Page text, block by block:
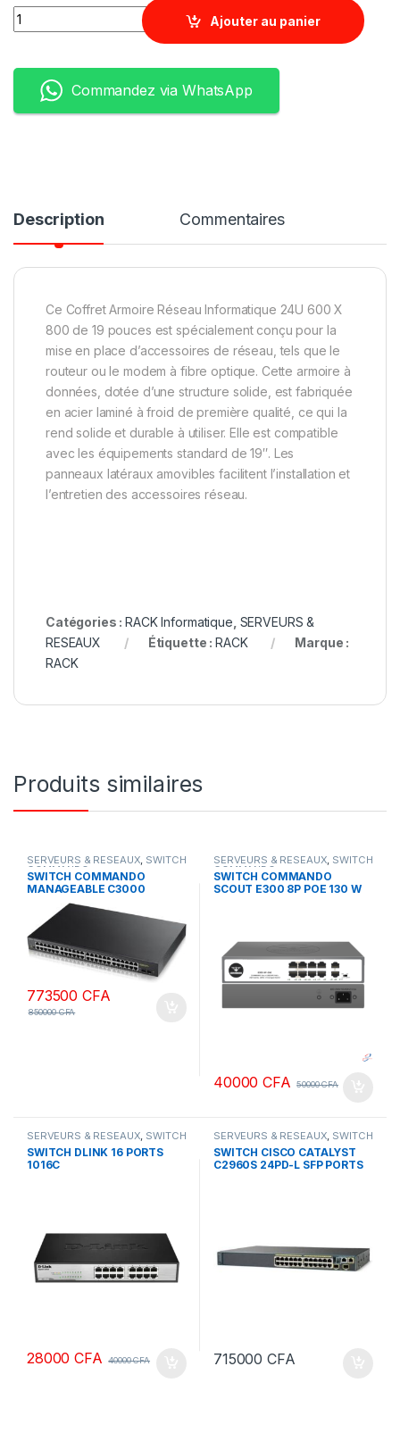
Quantity
Ajouter au panier
Commandez via WhatsApp
Description Commentaires
Ce Coffret Armoire Réseau Informatique 24U 600 X
800 de 19 pouces est spécialement conçu pour la
mise en place d’accessoires de réseau, tels que le
routeur ou le modem à fibre optique. Cette armoire à
données, dotée d’une structure solide, est fabriquée
en acier laminé à froid de première qualité, ce qui la
rend solide et durable à utiliser. Elle est compatible
avec les équipements standard de 19″. Les
panneaux latéraux amovibles facilitent l’installation et
l’entretien des accessoires réseau.
Catégories :RACK Informatique SERVEURS &
RESEAUX
Étiquette :RACK
Marque :
RACK
Produits similaires
SERVEURS & RESEAUX, SWITCH
COMMANDO
SWITCH COMMANDO
MANAGEABLE C3000
48ports Gigabyte + POE 800
773500CFA
850000CFA
SERVEURS & RESEAUX, SWITCH
COMMANDO
SWITCH COMMANDO
SCOUT E300 8P POE 130 W
40000CFA 50000CFA
SERVEURS & RESEAUX, SWITCH
DLINK
SWITCH DLINK 16 PORTS
1016C
28000CFA 40000CFA
SERVEURS & RESEAUX, SWITCH
CISCO
SWITCH CISCO CATALYST
C2960S 24PD-L SFP PORTS
715000CFA